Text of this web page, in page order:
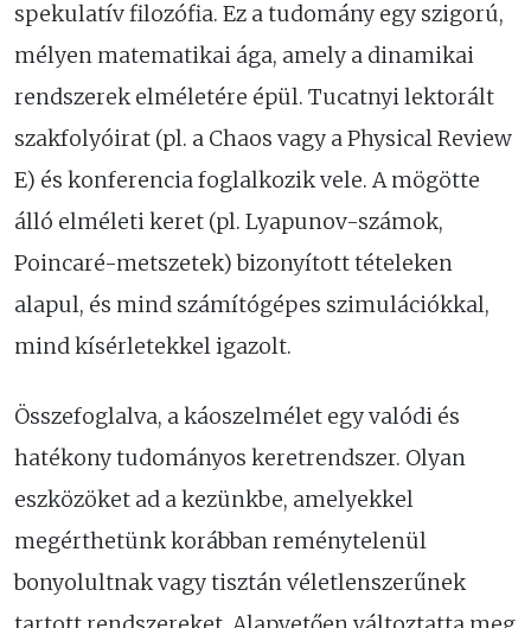
spekulatív filozófia. Ez a tudomány egy szigorú,
mélyen matematikai ága, amely a dinamikai
rendszerek elméletére épül. Tucatnyi lektorált
szakfolyóirat (pl. a Chaos vagy a Physical Review
E) és konferencia foglalkozik vele. A mögötte
álló elméleti keret (pl. Lyapunov-számok,
Poincaré-metszetek) bizonyított tételeken
alapul, és mind számítógépes szimulációkkal,
mind kísérletekkel igazolt.
Összefoglalva, a káoszelmélet egy valódi és
hatékony tudományos keretrendszer. Olyan
eszközöket ad a kezünkbe, amelyekkel
megérthetünk korábban reménytelenül
bonyolultnak vagy tisztán véletlenszerűnek